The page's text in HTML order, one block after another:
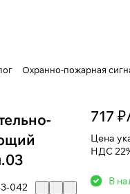
Охранно-пожарная
042
717
Цена
НДС
В